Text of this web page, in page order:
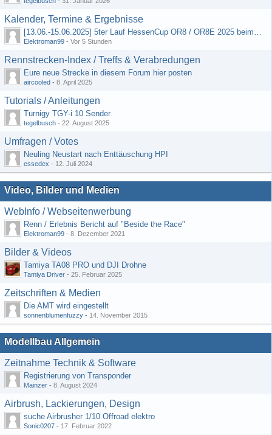
Kalender, Termine & Ergebnisse
[13.06.-15.06.2025] 5ter Lauf HessenCup OR8 / OR8E 2025 beim MSC Ober-Mörlen e.V.
Elektroman99 - Vor 5 Stunden
Rennstrecken-Index / Treffs & Verabredungen
Eure neue Strecke in diesem Forum hier posten
aircooled - 8. April 2025
Tutorials / Anleitungen
Turnigy TGY-i 10 Sender
tegelbusch - 22. August 2025
Umfragen / Votes
Neuling Neustart nach Enttäuschung HPI
essedex - 12. Juli 2024
Video, Bilder und Medien
WebInfo / Webseitenwerbung
Renn / Erlebnis Bericht auf "Beside the Race"
Elektroman99 - 8. Dezember 2021
Bilder & Videos
Tamiya TA08 PRO und DJI Drohne
Tamiya Driver - 25. Februar 2025
Zeitschriften & Medien
Die AMT wird eingestellt
sonnenblumenfuzzy - 14. November 2015
Modellbau Allgemein
Zeitnahme Technik & Software
Registrierung von Transponder
Mainzer - 8. August 2024
Airbrush, Lackierungen, Design
suche Airbrusher 1/10 Offroad elektro
Sonic0207 - 17. Februar 2022